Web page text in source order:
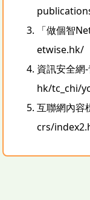
「做個智
etwise.hk/
資訊安全網
hk/tc_chi/
互聯網內容
crs/